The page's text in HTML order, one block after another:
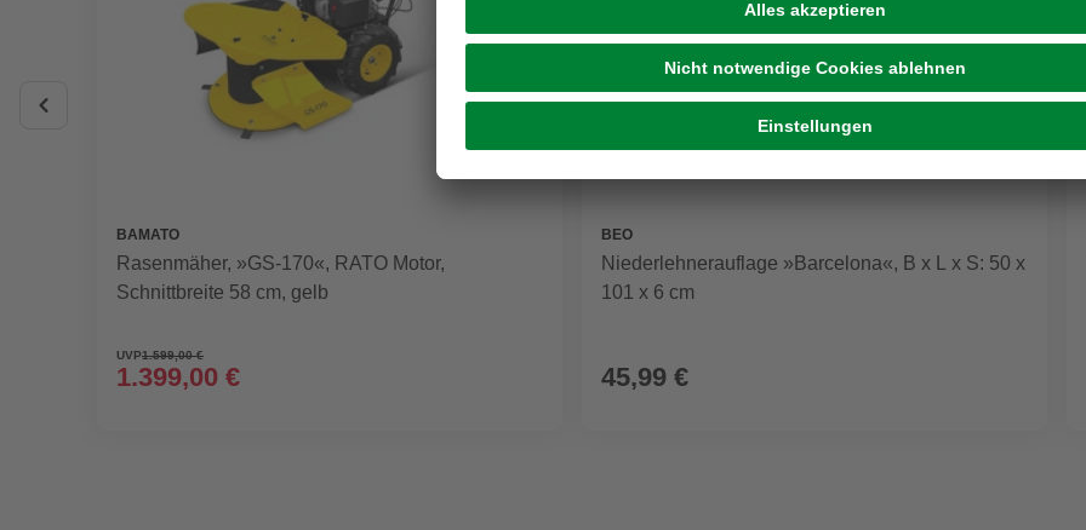
BAMATO
Rasenmäher, »GS-170«, RATO Motor,
Schnittbreite 58 cm, gelb
UVP1.599,00 €
1.399,00 €
BEO
Niederlehnerauflage »Barcelona«, B x L x S: 50 x
101 x 6 cm
45,99 €